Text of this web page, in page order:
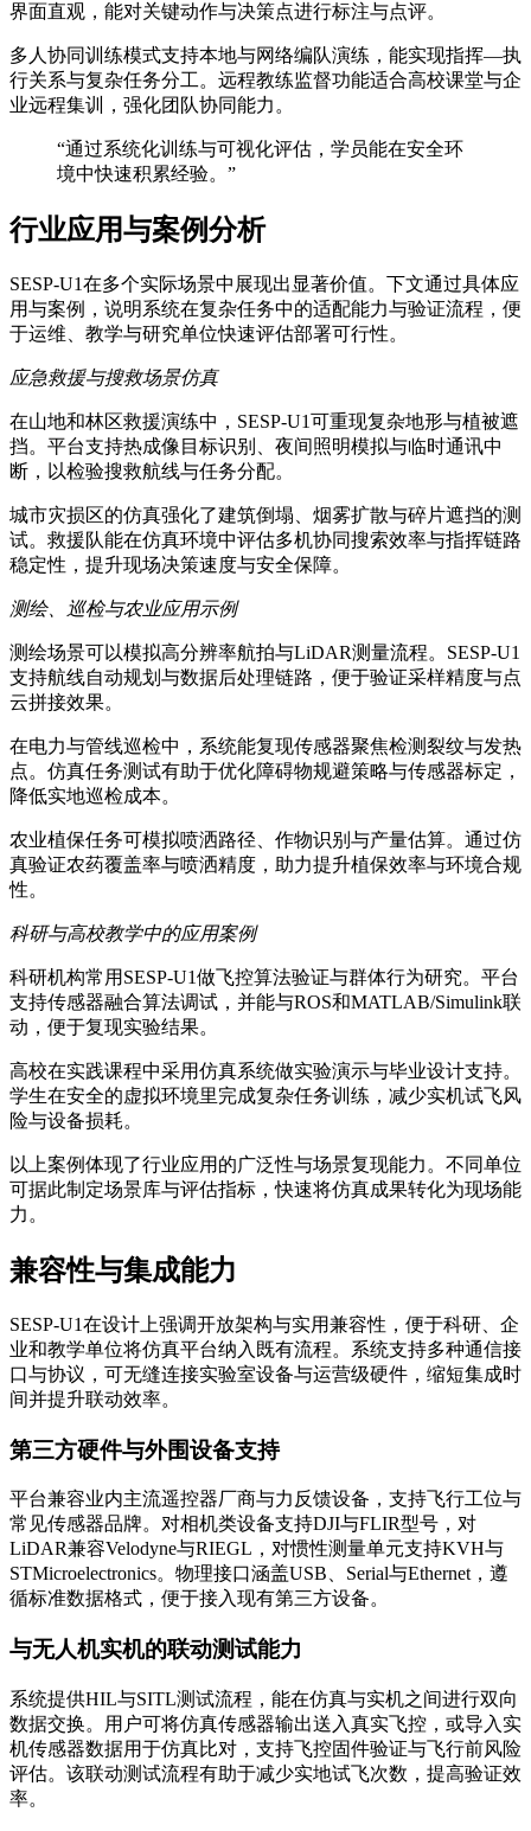
界面直观，能对关键动作与决策点进行标注与点评。
多人协同训练模式支持本地与网络编队演练，能实现指挥—执
行关系与复杂任务分工。远程教练监督功能适合高校课堂与企
业远程集训，强化团队协同能力。
“通过系统化训练与可视化评估，学员能在安全环
境中快速积累经验。”
行业应用与案例分析
SESP-U1在多个实际场景中展现出显著价值。下文通过具体应
用与案例，说明系统在复杂任务中的适配能力与验证流程，便
于运维、教学与研究单位快速评估部署可行性。
应急救援与搜救场景仿真
在山地和林区救援演练中，SESP-U1可重现复杂地形与植被遮
挡。平台支持热成像目标识别、夜间照明模拟与临时通讯中
断，以检验搜救航线与任务分配。
城市灾损区的仿真强化了建筑倒塌、烟雾扩散与碎片遮挡的测
试。救援队能在仿真环境中评估多机协同搜索效率与指挥链路
稳定性，提升现场决策速度与安全保障。
测绘、巡检与农业应用示例
测绘场景可以模拟高分辨率航拍与LiDAR测量流程。SESP-U1
支持航线自动规划与数据后处理链路，便于验证采样精度与点
云拼接效果。
在电力与管线巡检中，系统能复现传感器聚焦检测裂纹与发热
点。仿真任务测试有助于优化障碍物规避策略与传感器标定，
降低实地巡检成本。
农业植保任务可模拟喷洒路径、作物识别与产量估算。通过仿
真验证农药覆盖率与喷洒精度，助力提升植保效率与环境合规
性。
科研与高校教学中的应用案例
科研机构常用SESP-U1做飞控算法验证与群体行为研究。平台
支持传感器融合算法调试，并能与ROS和MATLAB/Simulink联
动，便于复现实验结果。
高校在实践课程中采用仿真系统做实验演示与毕业设计支持。
学生在安全的虚拟环境里完成复杂任务训练，减少实机试飞风
险与设备损耗。
以上案例体现了行业应用的广泛性与场景复现能力。不同单位
可据此制定场景库与评估指标，快速将仿真成果转化为现场能
力。
兼容性与集成能力
SESP-U1在设计上强调开放架构与实用兼容性，便于科研、企
业和教学单位将仿真平台纳入既有流程。系统支持多种通信接
口与协议，可无缝连接实验室设备与运营级硬件，缩短集成时
间并提升联动效率。
第三方硬件与外围设备支持
平台兼容业内主流遥控器厂商与力反馈设备，支持飞行工位与
常见传感器品牌。对相机类设备支持DJI与FLIR型号，对
LiDAR兼容Velodyne与RIEGL，对惯性测量单元支持KVH与
STMicroelectronics。物理接口涵盖USB、Serial与Ethernet，遵
循标准数据格式，便于接入现有第三方设备。
与无人机实机的联动测试能力
系统提供HIL与SITL测试流程，能在仿真与实机之间进行双向
数据交换。用户可将仿真传感器输出送入真实飞控，或导入实
机传感器数据用于仿真比对，支持飞控固件验证与飞行前风险
评估。该联动测试流程有助于减少实地试飞次数，提高验证效
率。